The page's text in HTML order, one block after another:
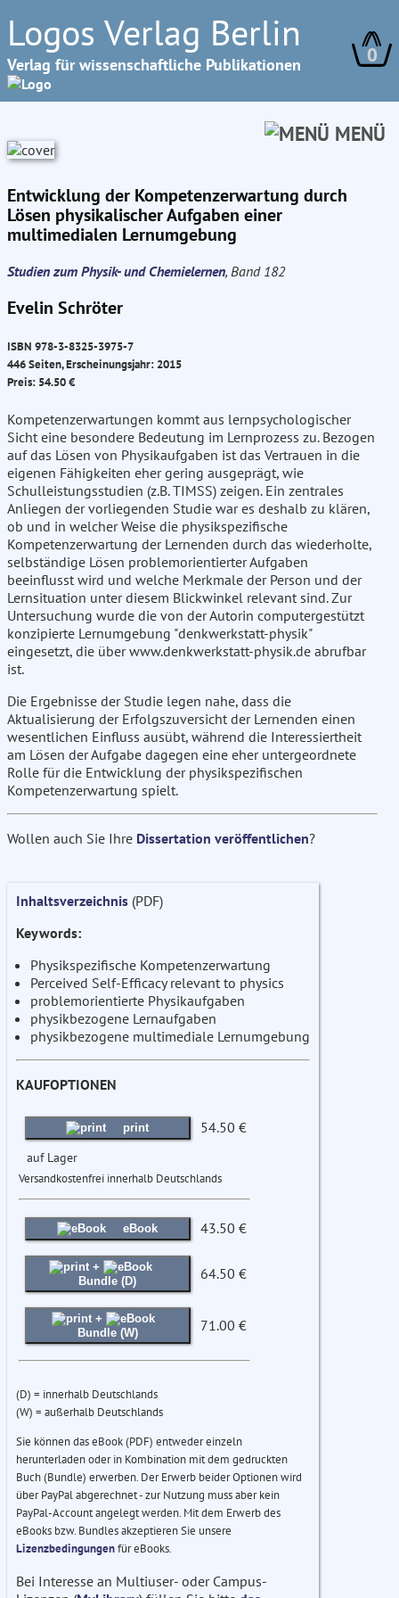
Logos Verlag Berlin
Verlag für wissenschaftliche Publikationen 0
MENÜ
Entwicklung der Kompetenzerwartung durch
Lösen physikalischer Aufgaben einer
multimedialen Lernumgebung
Studien zum Physik- und Chemielernen, Band 182
Evelin Schröter
ISBN 978-3-8325-3975-7
446 Seiten, Erscheinungsjahr: 2015
Preis: 54.50 €
Kompetenzerwartungen kommt aus lernpsychologischer
Sicht eine besondere Bedeutung im Lernprozess zu. Bezogen
auf das Lösen von Physikaufgaben ist das Vertrauen in die
eigenen Fähigkeiten eher gering ausgeprägt, wie
Schulleistungsstudien (z.B. TIMSS) zeigen. Ein zentrales
Anliegen der vorliegenden Studie war es deshalb zu klären,
ob und in welcher Weise die physikspezifische
Kompetenzerwartung der Lernenden durch das wiederholte,
selbständige Lösen problemorientierter Aufgaben
beeinflusst wird und welche Merkmale der Person und der
Lernsituation unter diesem Blickwinkel relevant sind. Zur
Untersuchung wurde die von der Autorin computergestützt
konzipierte Lernumgebung "denkwerkstatt-physik"
eingesetzt, die über www.denkwerkstatt-physik.de abrufbar
ist.
Die Ergebnisse der Studie legen nahe, dass die
Aktualisierung der Erfolgszuversicht der Lernenden einen
wesentlichen Einfluss ausübt, während die Interessiertheit
am Lösen der Aufgabe dagegen eine eher untergeordnete
Rolle für die Entwicklung der physikspezifischen
Kompetenzerwartung spielt.
Wollen auch Sie Ihre Dissertation veröffentlichen?
Inhaltsverzeichnis (PDF)
Keywords:
Physikspezifische Kompetenzerwartung
Perceived Self-Efficacy relevant to physics
problemorientierte Physikaufgaben
physikbezogene Lernaufgaben
physikbezogene multimediale Lernumgebung
KAUFOPTIONEN
print 54.50 €
auf Lager
Versandkostenfrei innerhalb Deutschlands
eBook 43.50 €
+
Bundle (D)
64.50 €
+
Bundle (W)
71.00 €
(D) = innerhalb Deutschlands
(W) = außerhalb Deutschlands
Sie können das eBook (PDF) entweder einzeln
herunterladen oder in Kombination mit dem gedruckten
Buch (Bundle) erwerben. Der Erwerb beider Optionen wird
über PayPal abgerechnet - zur Nutzung muss aber kein
PayPal-Account angelegt werden. Mit dem Erwerb des
eBooks bzw. Bundles akzeptieren Sie unsere
Lizenzbedingungenfür eBooks.
Bei Interesse an Multiuser- oder Campus-